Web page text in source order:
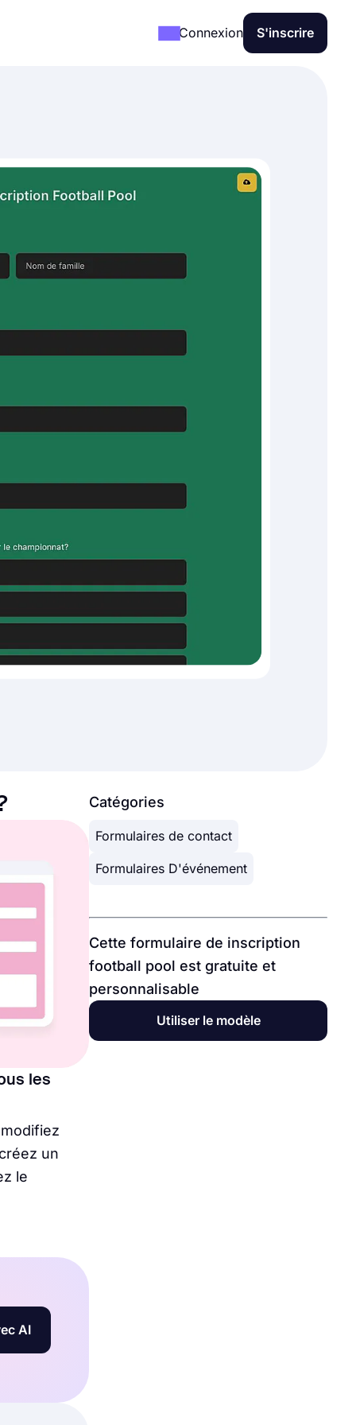
Connexion S'inscrire
les
un
le
AI
Catégories
Formulaires de contact
Formulaires D'événement
Cette formulaire de inscription
football pool est gratuite et
personnalisable
Utiliser le modèle